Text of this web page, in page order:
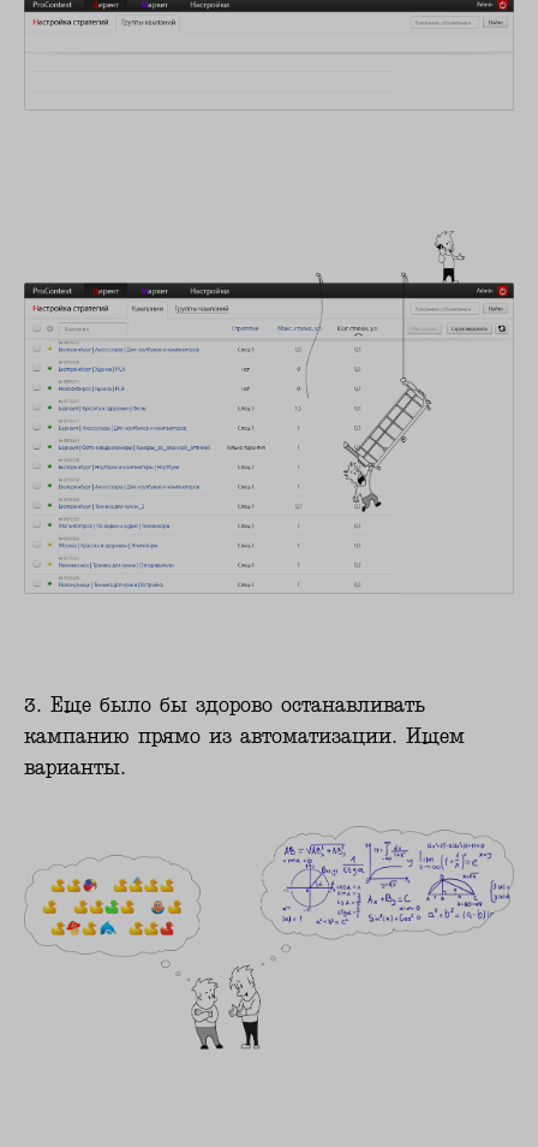
3. Еще было бы здорово останавливать
кампанию прямо из автоматизации. Ищем
варианты.